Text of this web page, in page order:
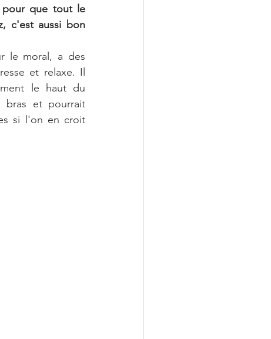
que tout le
c'est aussi bon
le moral, a des
et relaxe. Il
le haut du
bras et pourrait
si l'on en croit